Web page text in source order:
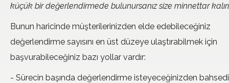
küçük bir değerlendirmede bulunursanız size minnettar
Bunun haricinde müşterilerinizden elde edebileceğiniz
değerlendirme sayısını en üst düzeye ulaştırabilmek için
başvurabileceğiniz bazı yollar vardır:
- Sürecin başında değerlendirme isteyeceğinizden